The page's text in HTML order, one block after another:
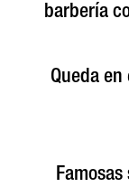
barbería
Queda